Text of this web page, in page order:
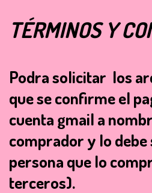
TÉRMINOS Y
Podra solicitar los
que se confirme el
cuenta gmail a
comprador y lo
persona que lo
terceros).